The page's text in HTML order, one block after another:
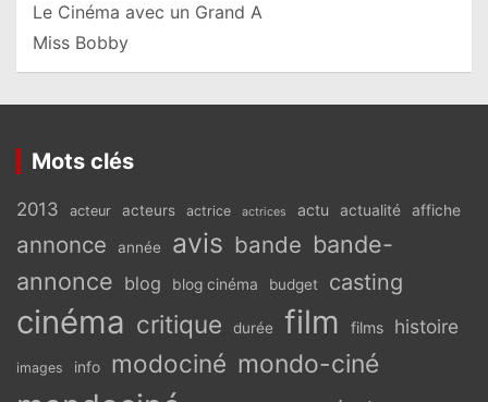
Le Cinéma avec un Grand A
Miss Bobby
Mots clés
2013 acteur acteurs actrice actrices actu actualité affiche
annonce année avis bande bande-
annonce blog blog cinéma budget casting
cinéma critique durée film films histoire
images info modociné mondo-ciné